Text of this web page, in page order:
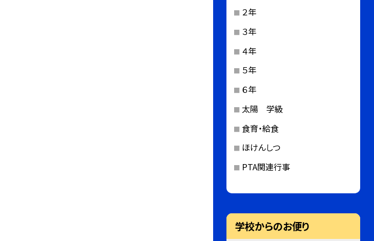
２年
３年
４年
５年
６年
太陽 学級
食育・給食
ほけんしつ
PTA関連行事
学校からのお便り